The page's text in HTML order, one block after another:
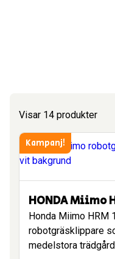
Visar 14 produkter
Kampanj!
HONDA Miimo
Honda Miimo HRM
robotgräsklippare
medelstora